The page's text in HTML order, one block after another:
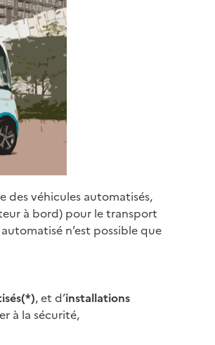
des véhicules automatisés,
à bord) pour le transport
n’est possible que
, et d’installations
à la sécurité,